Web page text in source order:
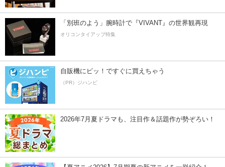
「別班のよう」腕時計で『VIVANT』の世界観再現
オリコンタイアップ特集
自販機にピッ！ですぐに買えちゃう
（PR）ジハンピ
2026年7月夏ドラマも、注目作＆話題作が勢ぞろい！